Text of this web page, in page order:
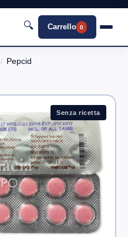
🔍 Carrello 0
Pepcid
Senza ricetta